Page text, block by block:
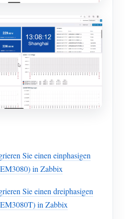
Sie einen einphasigen
in Zabbix
Sie einen dreiphasigen
in Zabbix